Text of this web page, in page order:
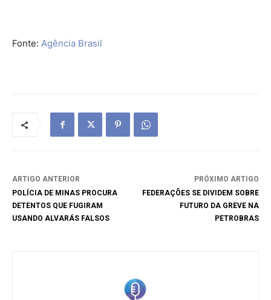
Fonte: Agência Brasil
ARTIGO ANTERIOR
POLÍCIA DE MINAS PROCURA
DETENTOS QUE FUGIRAM
USANDO ALVARÁS FALSOS
PRÓXIMO ARTIGO
FEDERAÇÕES SE DIVIDEM SOBRE
FUTURO DA GREVE NA
PETROBRAS